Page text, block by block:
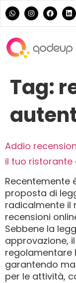
Tag:
Addio
il tuo ristorante
Recentemente
proposta di
radicalmente il
recensioni
Sebbene la
approvazione,
regolamentare
garantendo
per le attività,